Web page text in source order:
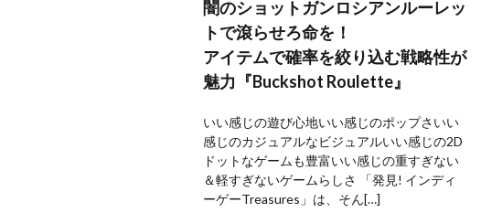
闇のショットガンロシアンルーレッ
トで滾らせろ命を！
アイテムで確率を絞り込む戦略性が
魅力『Buckshot Roulette』
いい感じの遊び心地いい感じのポップさいい
感じのカジュアルなビジュアルいい感じの2D
ドットなゲームも豊富いい感じの重すぎない
＆軽すぎないゲームらしさ 「発見! インディ
ーゲーTreasures」は、そん[…]